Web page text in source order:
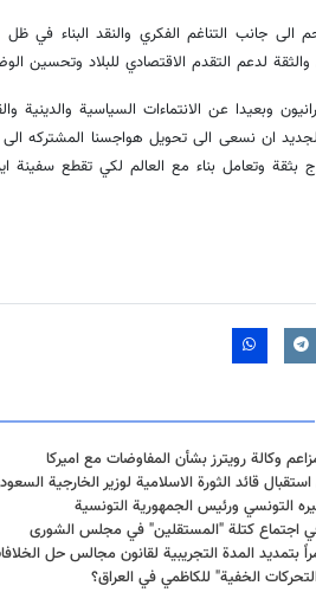
الى جانب التناغم الفكري والنقد البناء في
والثقة لدعم التقدم الاقتصادي للبلاد وتحسين
وبعيدا عن الانتماءات السياسية
الجديد ان نسعى الى تحويل هواجسنا المشتركه
بثقة وتعامل بناء مع العالم لكي تقطع سفينة
وكالة رويترز بشأن المفاوضات مع اميركا
قائد الثورة الاسلامية لوزير الخارجية
التونسي ورئيس الجمهورية التونسية
اجتماع كتلة "المستقلين" في مجلس الشورى
بتمديد المدة التجريبية لقانون مجالس حل
الخفية" للكاظمي في العراق؟